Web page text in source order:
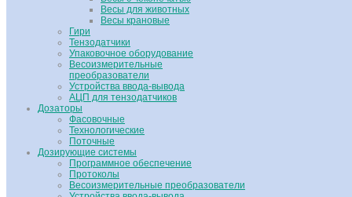
Весы для животных
Весы крановые
Гири
Тензодатчики
Упаковочное оборудование
Весоизмерительные
преобразователи
Устройства ввода-вывода
АЦП для тензодатчиков
Дозаторы
Фасовочные
Технологические
Поточные
Дозирующие системы
Программное обеспечение
Протоколы
Весоизмерительные преобразователи